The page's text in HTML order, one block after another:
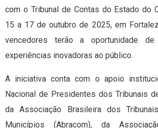
com o Tribunal de Contas do Estado do
15 a 17 de outubro de 2025, em
vencedores terão a oportunidade de
experiências inovadoras ao público.
A iniciativa conta com o apoio
Nacional de Presidentes dos Tribunais
da Associação Brasileira dos
Municípios (Abracom), da